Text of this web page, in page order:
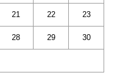
21 22 23
28 29 30